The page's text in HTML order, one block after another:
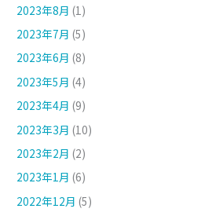
2023年8月 (1)
2023年7月 (5)
2023年6月 (8)
2023年5月 (4)
2023年4月 (9)
2023年3月 (10)
2023年2月 (2)
2023年1月 (6)
2022年12月 (5)